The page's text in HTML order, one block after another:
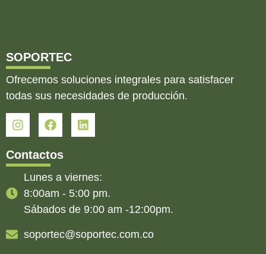
SOPORTEC
Ofrecemos soluciones integrales para satisfacer
todas sus necesidades de producción.
Contactos
Lunes a viernes:
8:00am - 5:00 pm.
Sábados de 9:00 am -12:00pm.
soportec@soportec.com.co